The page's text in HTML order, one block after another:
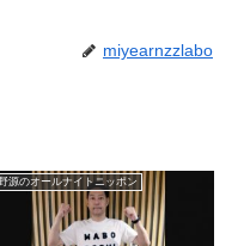
miyearnzzlabo
源のオールナイトニッポン